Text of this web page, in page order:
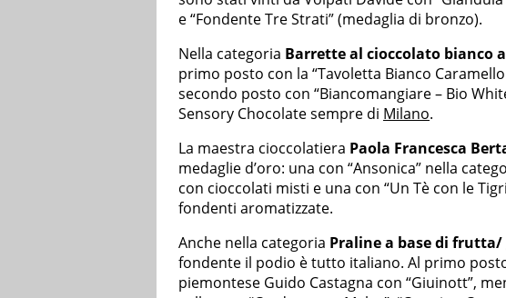
e “Fondente Tre Strati” (medaglia di bronzo).
Nella categoria Barrette al cioccolato bianco
primo posto con la “Tavoletta Bianco Caramello
secondo posto con “Biancomangiare – Bio
Sensory Chocolate sempre di Milano.
La maestra cioccolatiera Paola Francesca
medaglie d’oro: una con “Ansonica” nella
con cioccolati misti e una con “Un Tè con le
fondenti aromatizzate.
Anche nella categoria Praline a base di
fondente il podio è tutto italiano. Al primo
piemontese Guido Castagna con “Giuinott”,